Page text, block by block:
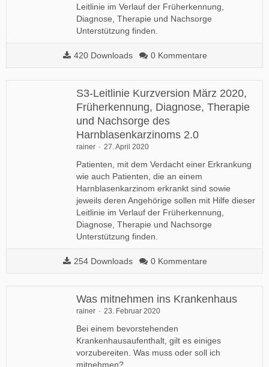
Leitlinie im Verlauf der Früherkennung,
Diagnose, Therapie und Nachsorge
Unterstützung finden.
420 Downloads 0 Kommentare
S3-Leitlinie Kurzversion März 2020,
Früherkennung, Diagnose, Therapie
und Nachsorge des
Harnblasenkarzinoms 2.0
rainer 27. April 2020
Patienten, mit dem Verdacht einer Erkrankung
wie auch Patienten, die an einem
Harnblasenkarzinom erkrankt sind sowie
jeweils deren Angehörige sollen mit Hilfe dieser
Leitlinie im Verlauf der Früherkennung,
Diagnose, Therapie und Nachsorge
Unterstützung finden.
254 Downloads 0 Kommentare
Was mitnehmen ins Krankenhaus
rainer 23. Februar 2020
Bei einem bevorstehenden
Krankenhausaufenthalt, gilt es einiges
vorzubereiten. Was muss oder soll ich
mitnehmen?